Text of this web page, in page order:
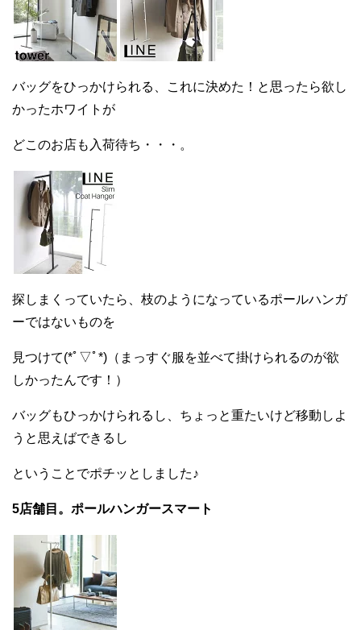
バッグをひっかけられる、これに決めた！と思ったら欲し
かったホワイトが
どこのお店も入荷待ち・・・。
探しまくっていたら、枝のようになっているポールハンガ
ーではないものを
見つけて(*ﾟ▽ﾟ*)（まっすぐ服を並べて掛けられるのが欲
しかったんです！）
バッグもひっかけられるし、ちょっと重たいけど移動しよ
うと思えばできるし
ということでポチッとしました♪
5店舗目。ポールハンガースマート